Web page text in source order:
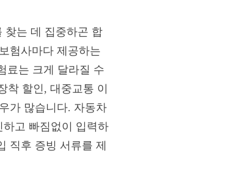
찾는 데 집중하곤 합
험사마다 제공하는
료는 크게 달라질 수
할인, 대중교통 이
가 많습니다. 자동차
고 빠짐없이 입력하
직후 증빙 서류를 제